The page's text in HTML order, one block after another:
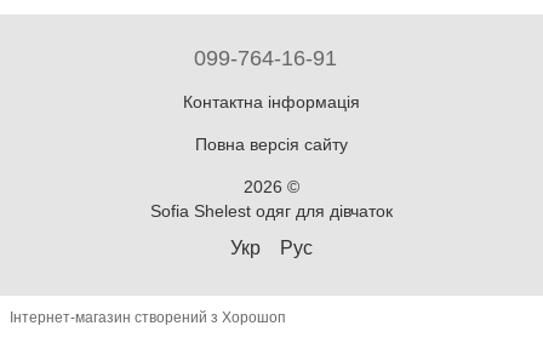
099-764-16-91
Контактна інформація
Повна версія сайту
2026 ©
Sofia Shelest одяг для дівчаток
Укр Рус
Інтернет-магазин створений з Хорошоп